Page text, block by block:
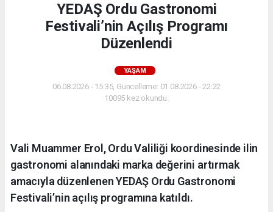
YEDAŞ Ordu Gastronomi
Festivali’nin Açılış Programı
Düzenlendi
YAŞAM
06.08.2026 - 15:35, Güncelleme: 01.08.2026 - 22:22
10095 kez okundu.
Vali Muammer Erol, Ordu Valiliği koordinesinde ilin
gastronomi alanındaki marka değerini artırmak
amacıyla düzenlenen YEDAŞ Ordu Gastronomi
Festivali’nin açılış programına katıldı.